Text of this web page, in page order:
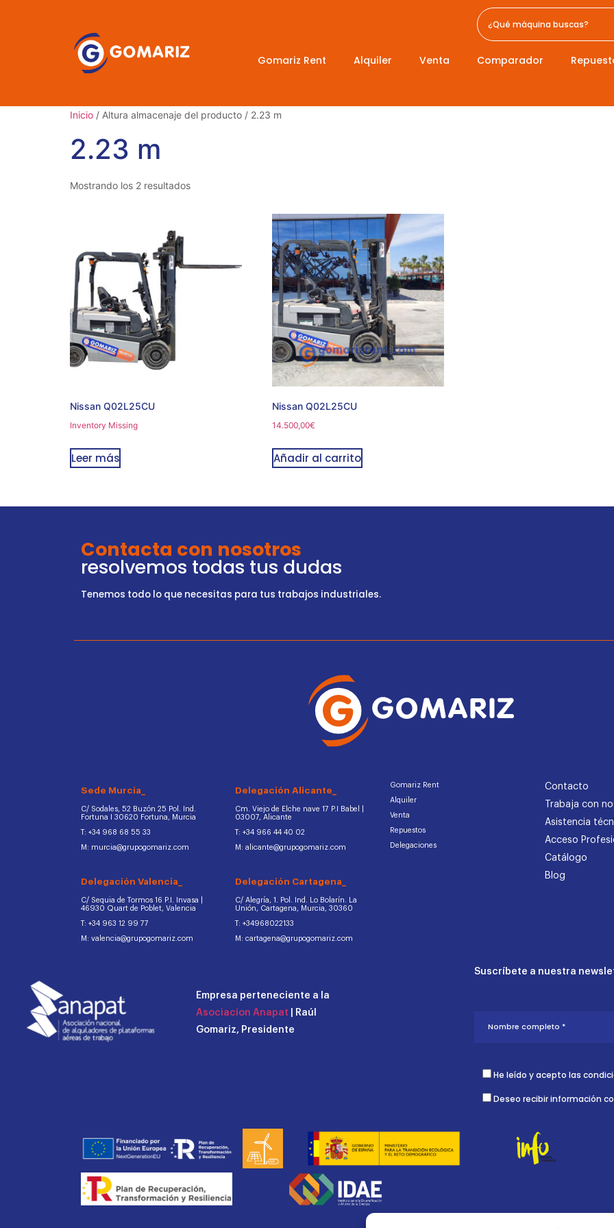
Gomariz Rent Alquiler Venta Comparador
Inicio / Altura almacenaje del producto / 2.23 m
2.23 m
Mostrando los 2 resultados
Nissan Q02L25CU
Inventory Missing
Leer más
Nissan Q02L25CU
14.500,00€
Añadir al carrito
Contacta con nosotros
resolvemos todas tus dudas
Tenemos todo lo que necesitas para tus trabajos industriales.
Sede Murcia_
C/ Sodales, 52 Buzón 25 Pol. Ind.
Fortuna I 30620 Fortuna, Murcia
T: +34 968 68 55 33
M: murcia@grupogomariz.com
Delegación Valencia_
C/ Sequia de Tormos 16 P.I. Invasa |
46930 Quart de Poblet, Valencia
T: +34 963 12 99 77
M: valencia@grupogomariz.com
Delegación Alicante_
Cm. Viejo de Elche nave 17 P.I Babel |
03007, Alicante
T: +34 966 44 40 02
M: alicante@grupogomariz.com
Delegación Cartagena_
C/ Alegría, 1. Pol. Ind. Lo Bolarín. La
Unión, Cartagena, Murcia, 30360
T: +34968022133
M: cartagena@grupogomariz.com
Gomariz Rent
Alquiler
Venta
Repuestos
Delegaciones
Contacto
Trabaja con
Asistencia
Acceso
Catálogo
Blog
Empresa perteneciente a la
Asociacion Anapat | Raúl
Gomariz, Presidente
Suscríbete a nuestra
He leído y acepto las
Deseo recibir información